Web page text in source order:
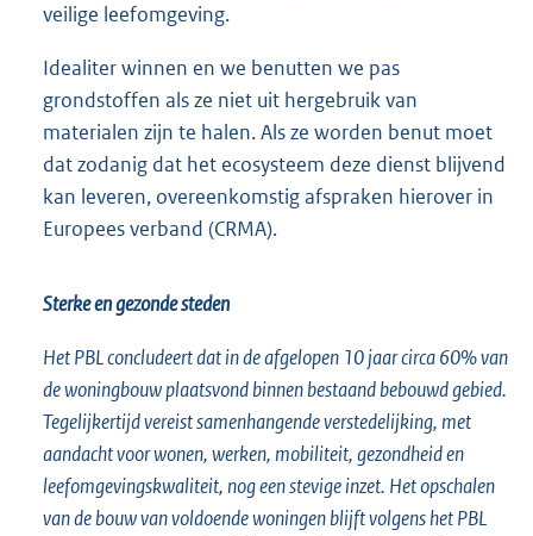
veilige leefomgeving.
Idealiter winnen en we benutten we pas
grondstoffen als ze niet uit hergebruik van
materialen zijn te halen. Als ze worden benut moet
dat zodanig dat het ecosysteem deze dienst blijvend
kan leveren, overeenkomstig afspraken hierover in
Europees verband (CRMA).
Sterke en gezonde steden
Het PBL concludeert dat in de afgelopen 10 jaar circa 60% van
de woningbouw plaatsvond binnen bestaand bebouwd gebied.
Tegelijkertijd vereist samenhangende verstedelijking, met
aandacht voor wonen, werken, mobiliteit, gezondheid en
leefomgevingskwaliteit, nog een stevige inzet. Het opschalen
van de bouw van voldoende woningen blijft volgens het PBL